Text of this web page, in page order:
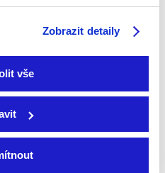
Zobrazit detaily
vše
Rozdělený svět 1939-
2024 | Německo, Polsko,
min
Dokumenty / Historický
na 6 zařízeních